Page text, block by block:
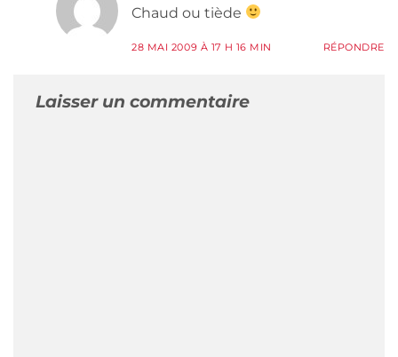
Chaud ou tiède
28 MAI 2009 À 17 H 16 MIN RÉPONDRE
Laisser un commentaire